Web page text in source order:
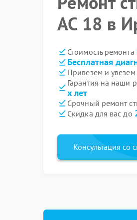
AC 18 в
Стоимость ремонта
Бесплатная
Привезем и
Гарантия на наши
х лет
Срочный ремонт
Скидка для вас до
Консультация со